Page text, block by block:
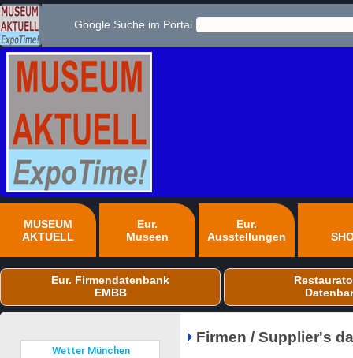
Google Suche im Portal
MUSEUM
AKTUELL
Eur.
Museen
Eur.
Ausstellungen
Eur. Firmendatenbank
EMBB
Firmen / Supplier's